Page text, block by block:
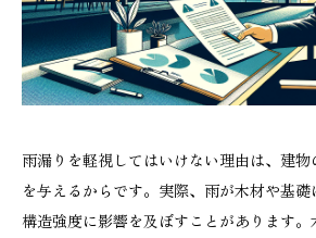
雨漏りを軽視してはいけない理由は、建
を与えるからです。実際、雨が木材や基
構造強度に影響を及ぼすことがあります